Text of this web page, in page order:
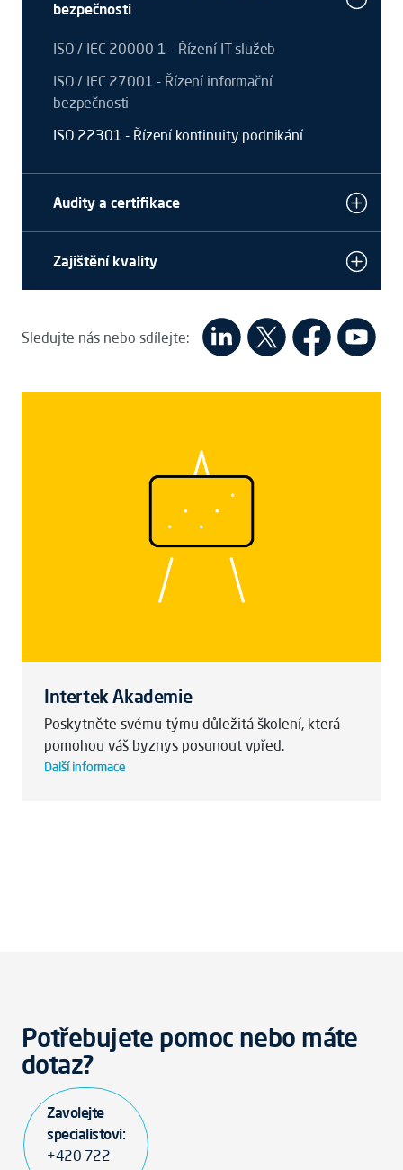
bezpečnosti
ISO / IEC 20000-1 - Řízení IT služeb
ISO / IEC 27001 - Řízení informační
bezpečnosti
ISO 22301 - Řízení kontinuity podnikání
Audity a certifikace
Zajištění kvality
Sledujte nás nebo sdílejte:
Intertek Akademie
Poskytněte svému týmu důležitá školení, která
pomohou váš byznys posunout vpřed.
Další informace
Potřebujete pomoc nebo máte
dotaz?
Zavolejte
specialistovi:
+420 722